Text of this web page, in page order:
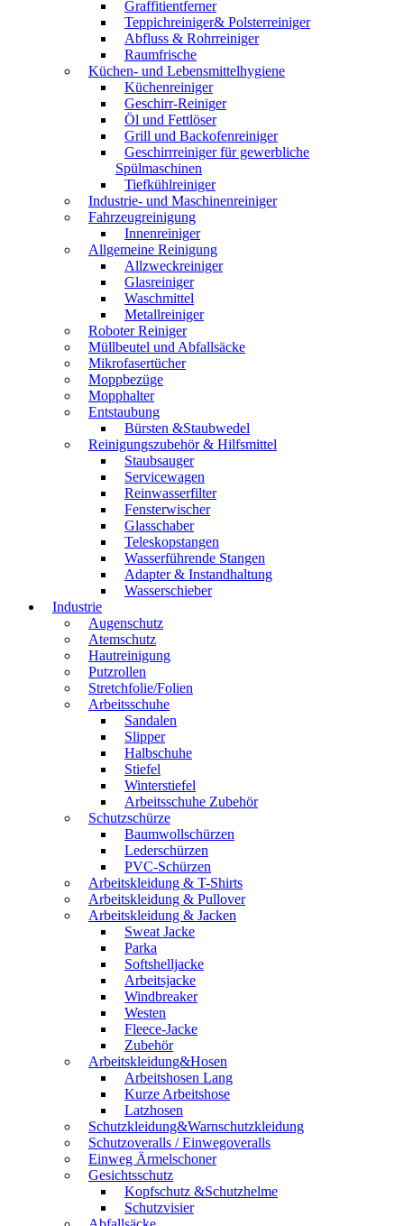
Graffitientferner
Teppichreiniger& Polsterreiniger
Abfluss & Rohrreiniger
Raumfrische
Küchen- und Lebensmittelhygiene
Küchenreiniger
Geschirr-Reiniger
Öl und Fettlöser
Grill und Backofenreiniger
Geschirrreiniger für gewerbliche
Spülmaschinen
Tiefkühlreiniger
Industrie- und Maschinenreiniger
Fahrzeugreinigung
Innenreiniger
Allgemeine Reinigung
Allzweckreiniger
Glasreiniger
Waschmittel
Metallreiniger
Roboter Reiniger
Müllbeutel und Abfallsäcke
Mikrofasertücher
Moppbezüge
Mopphalter
Entstaubung
Bürsten &Staubwedel
Reinigungszubehör & Hilfsmittel
Staubsauger
Servicewagen
Reinwasserfilter
Fensterwischer
Glasschaber
Teleskopstangen
Wasserführende Stangen
Adapter & Instandhaltung
Wasserschieber
Industrie
Augenschutz
Atemschutz
Hautreinigung
Putzrollen
Stretchfolie/Folien
Arbeitsschuhe
Sandalen
Slipper
Halbschuhe
Stiefel
Winterstiefel
Arbeitsschuhe Zubehör
Schutzschürze
Baumwollschürzen
Lederschürzen
PVC-Schürzen
Arbeitskleidung & T-Shirts
Arbeitskleidung & Pullover
Arbeitskleidung & Jacken
Sweat Jacke
Parka
Softshelljacke
Arbeitsjacke
Windbreaker
Westen
Fleece-Jacke
Zubehör
Arbeitskleidung&Hosen
Arbeitshosen Lang
Kurze Arbeitshose
Latzhosen
Schutzkleidung&Warnschutzkleidung
Schutzoveralls / Einwegoveralls
Einweg Ärmelschoner
Gesichtsschutz
Kopfschutz &Schutzhelme
Schutzvisier